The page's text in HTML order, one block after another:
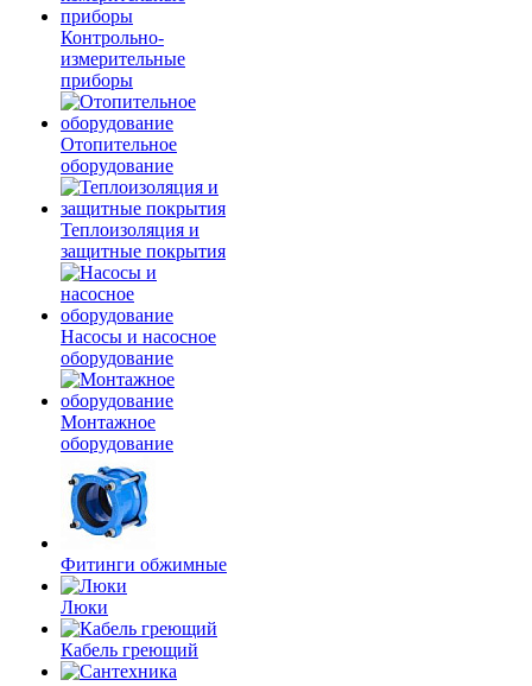
Контрольно-
измерительные
приборы
Отопительное
оборудование
Теплоизоляция и
защитные покрытия
Насосы и насосное
оборудование
Монтажное
оборудование
Фитинги обжимные
Люки
Кабель греющий